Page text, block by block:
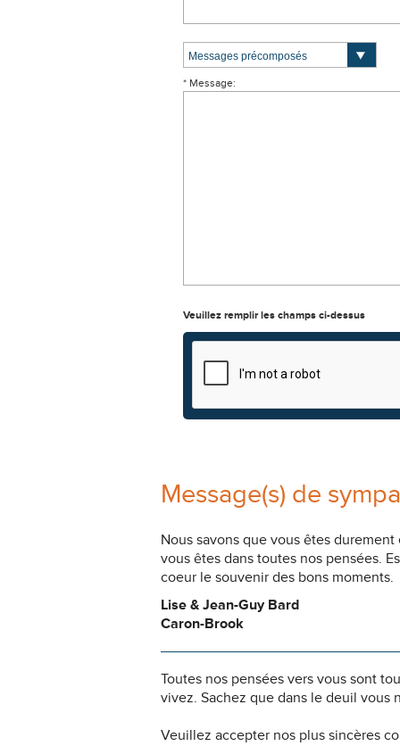
* Message:
Veuillez remplir les champs ci-dessus
Message(s) de
Nous savons que vous êtes
vous êtes dans toutes nos pensées.
coeur le souvenir des bons moments.
Lise & Jean-Guy Bard
Caron-Brook
Toutes nos pensées vers vous sont
vivez. Sachez que dans le deuil vous
Veuillez accepter nos plus sincères